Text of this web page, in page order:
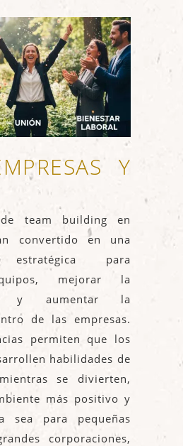
Y
team building en
convertido en una
estratégica para
mejorar la
y aumentar la
de las empresas.
permiten que los
habilidades de
se divierten,
más positivo y
sea para pequeñas
corporaciones,